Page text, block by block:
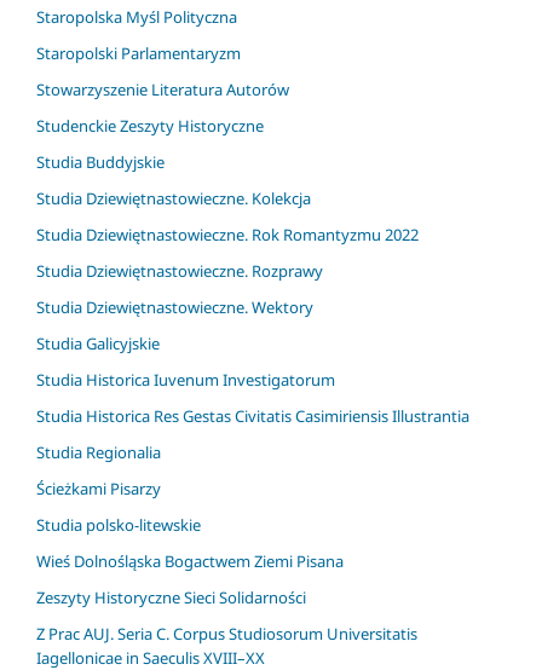
Staropolska Myśl Polityczna
Staropolski Parlamentaryzm
Stowarzyszenie Literatura Autorów
Studenckie Zeszyty Historyczne
Studia Buddyjskie
Studia Dziewiętnastowieczne. Kolekcja
Studia Dziewiętnastowieczne. Rok Romantyzmu 2022
Studia Dziewiętnastowieczne. Rozprawy
Studia Dziewiętnastowieczne. Wektory
Studia Galicyjskie
Studia Historica Iuvenum Investigatorum
Studia Historica Res Gestas Civitatis Casimiriensis Illustrantia
Studia Regionalia
Ścieżkami Pisarzy
Studia polsko-litewskie
Wieś Dolnośląska Bogactwem Ziemi Pisana
Zeszyty Historyczne Sieci Solidarności
Z Prac AUJ. Seria C. Corpus Studiosorum Universitatis
Iagellonicae in Saeculis XVIII–XX